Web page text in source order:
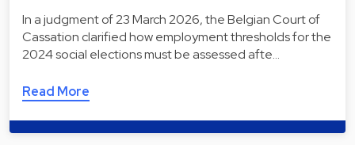
In a judgment of 23 March 2026, the Belgian Court of
Cassation clarified how employment thresholds for the
2024 social elections must be assessed afte…
Read More